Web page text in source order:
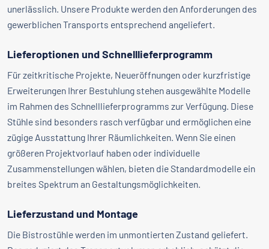
unerlässlich. Unsere Produkte werden den Anforderungen des
gewerblichen Transports entsprechend angeliefert.
Lieferoptionen und Schnelllieferprogramm
Für zeitkritische Projekte, Neueröffnungen oder kurzfristige
Erweiterungen Ihrer Bestuhlung stehen ausgewählte Modelle
im Rahmen des Schnelllieferprogramms zur Verfügung. Diese
Stühle sind besonders rasch verfügbar und ermöglichen eine
zügige Ausstattung Ihrer Räumlichkeiten. Wenn Sie einen
größeren Projektvorlauf haben oder individuelle
Zusammenstellungen wählen, bieten die Standardmodelle ein
breites Spektrum an Gestaltungsmöglichkeiten.
Lieferzustand und Montage
Die Bistrostühle werden im unmontierten Zustand geliefert.